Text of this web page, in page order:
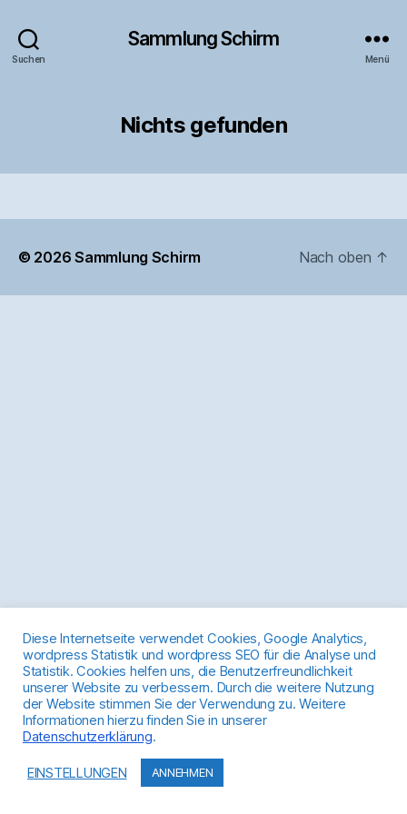
Suchen
Sammlung Schirm
Menü
Nichts gefunden
© 2026Sammlung Schirm Nach oben ↑
Diese Internetseite verwendet Cookies, Google Analytics,
wordpress Statistik und wordpress SEO für die Analyse und
Statistik. Cookies helfen uns, die Benutzerfreundlichkeit
unserer Website zu verbessern. Durch die weitere Nutzung
der Website stimmen Sie der Verwendung zu. Weitere
Informationen hierzu finden Sie in unserer
Datenschutzerklärung.
EINSTELLUNGEN ANNEHMEN